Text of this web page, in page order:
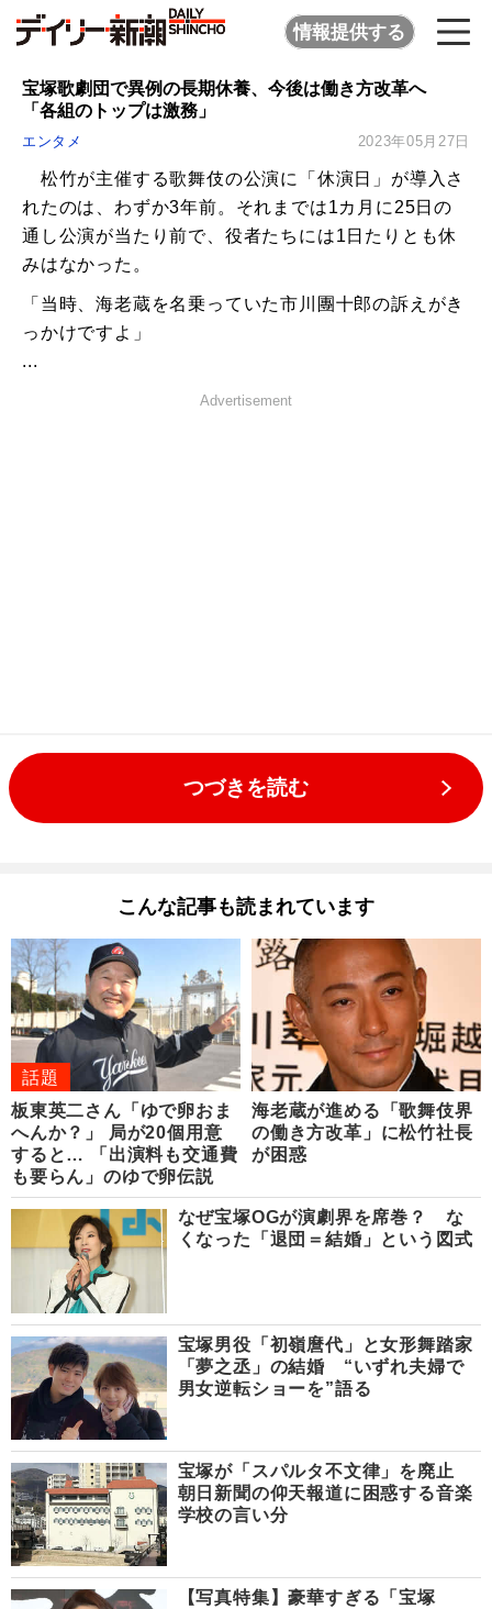
情報提供する
宝塚歌劇団で異例の長期休養、今後は働き方改革へ
「各組のトップは激務」
エンタメ 2023年05月27日
松竹が主催する歌舞伎の公演に「休演日」が導入さ
れたのは、わずか3年前。それまでは1カ月に25日の
通し公演が当たり前で、役者たちには1日たりとも休
みはなかった。
「当時、海老蔵を名乗っていた市川團十郎の訴えがき
っかけですよ」
...
Advertisement
つづきを読む
こんな記事も読まれています
話題
板東英二さん「ゆで卵おま
へんか？」 局が20個用意
すると… 「出演料も交通費
も要らん」のゆで卵伝説
海老蔵が進める「歌舞伎界
の働き方改革」に松竹社長
が困惑
なぜ宝塚OGが演劇界を席巻？ な
くなった「退団＝結婚」という図式
宝塚男役「初嶺麿代」と女形舞踏家
「夢之丞」の結婚 “いずれ夫婦で
男女逆転ショーを”語る
宝塚が「スパルタ不文律」を廃止
朝日新聞の仰天報道に困惑する音楽
学校の言い分
【写真特集】豪華すぎる「宝塚